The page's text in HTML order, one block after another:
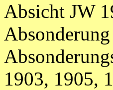
Absicht JW
1903, 1905,